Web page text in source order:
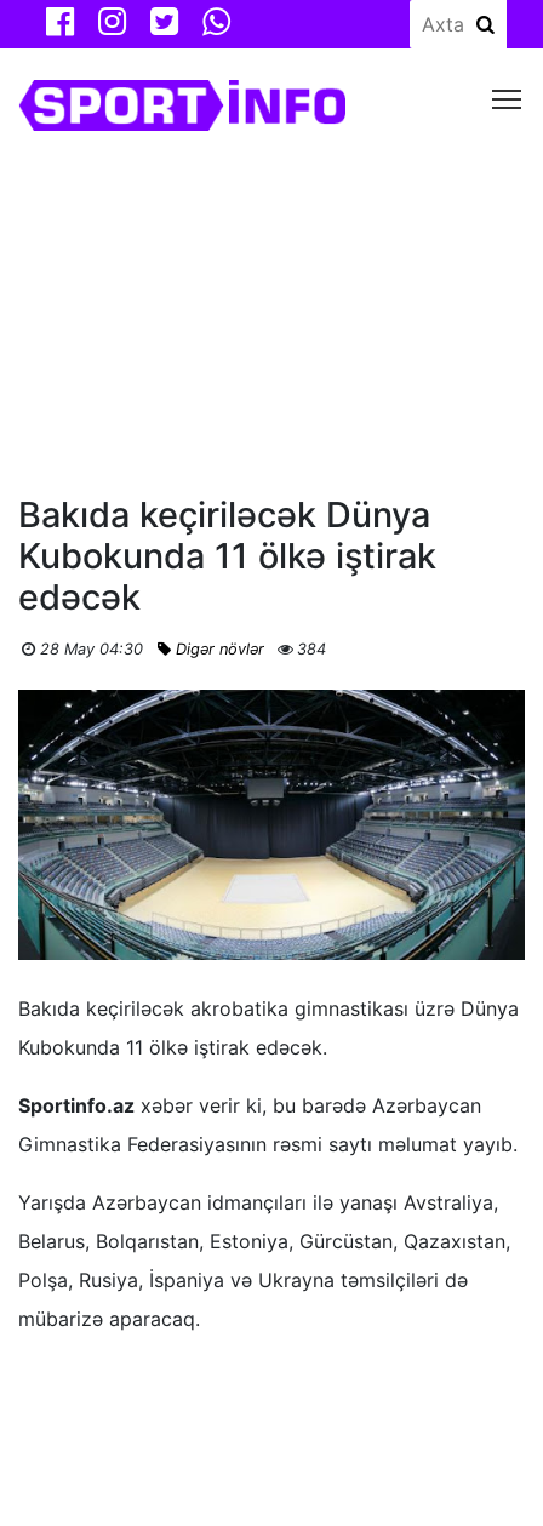
Bakıda keçiriləcək Dünya
Kubokunda 11 ölkə iştirak
edəcək
28 May 04:30 Digər növlər 384
Bakıda keçiriləcək akrobatika gimnastikası üzrə Dünya
Kubokunda 11 ölkə iştirak edəcək.
Sportinfo.az xəbər verir ki, bu barədə Azərbaycan
Gimnastika Federasiyasının rəsmi saytı məlumat yayıb.
Yarışda Azərbaycan idmançıları ilə yanaşı Avstraliya,
Belarus, Bolqarıstan, Estoniya, Gürcüstan, Qazaxıstan,
Polşa, Rusiya, İspaniya və Ukrayna təmsilçiləri də
mübarizə aparacaq.